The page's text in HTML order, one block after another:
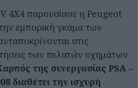
4X4 παρουσίασε η Peugeot
εμπορική γκάμα των
στις
των πελατών οχημάτων
της συνεργασίας PSA –
διαθέτει την ισχυρή